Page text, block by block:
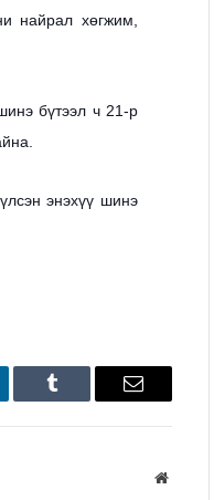
найрал хөгжим,
бүтээл ч 21-р
энэхүү шинэ
Tumblr Имэйл
Вэбсайт